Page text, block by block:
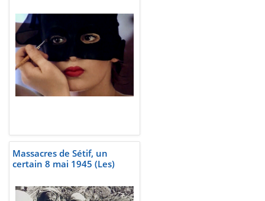
Massacres de Sétif, un
certain 8 mai 1945 (Les)